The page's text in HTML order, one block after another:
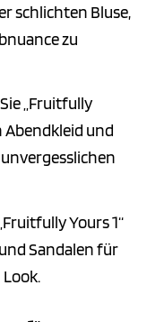
schlichten Bluse,
zu
„Fruitfully
Abendkleid und
Yours 1“
Sandalen für